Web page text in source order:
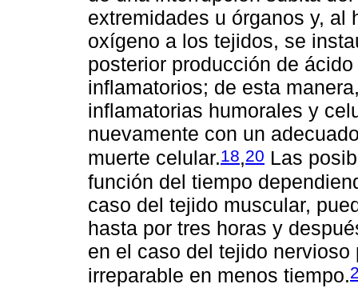
extremidades u órganos y, al
oxígeno a los tejidos, se
posterior producción de
inflamatorios; de esta
inflamatorias humorales y
nuevamente con un
muerte celular.18,20 Las
función del tiempo
caso del tejido muscular,
hasta por tres horas y
en el caso del tejido
irreparable en menos tiempo.